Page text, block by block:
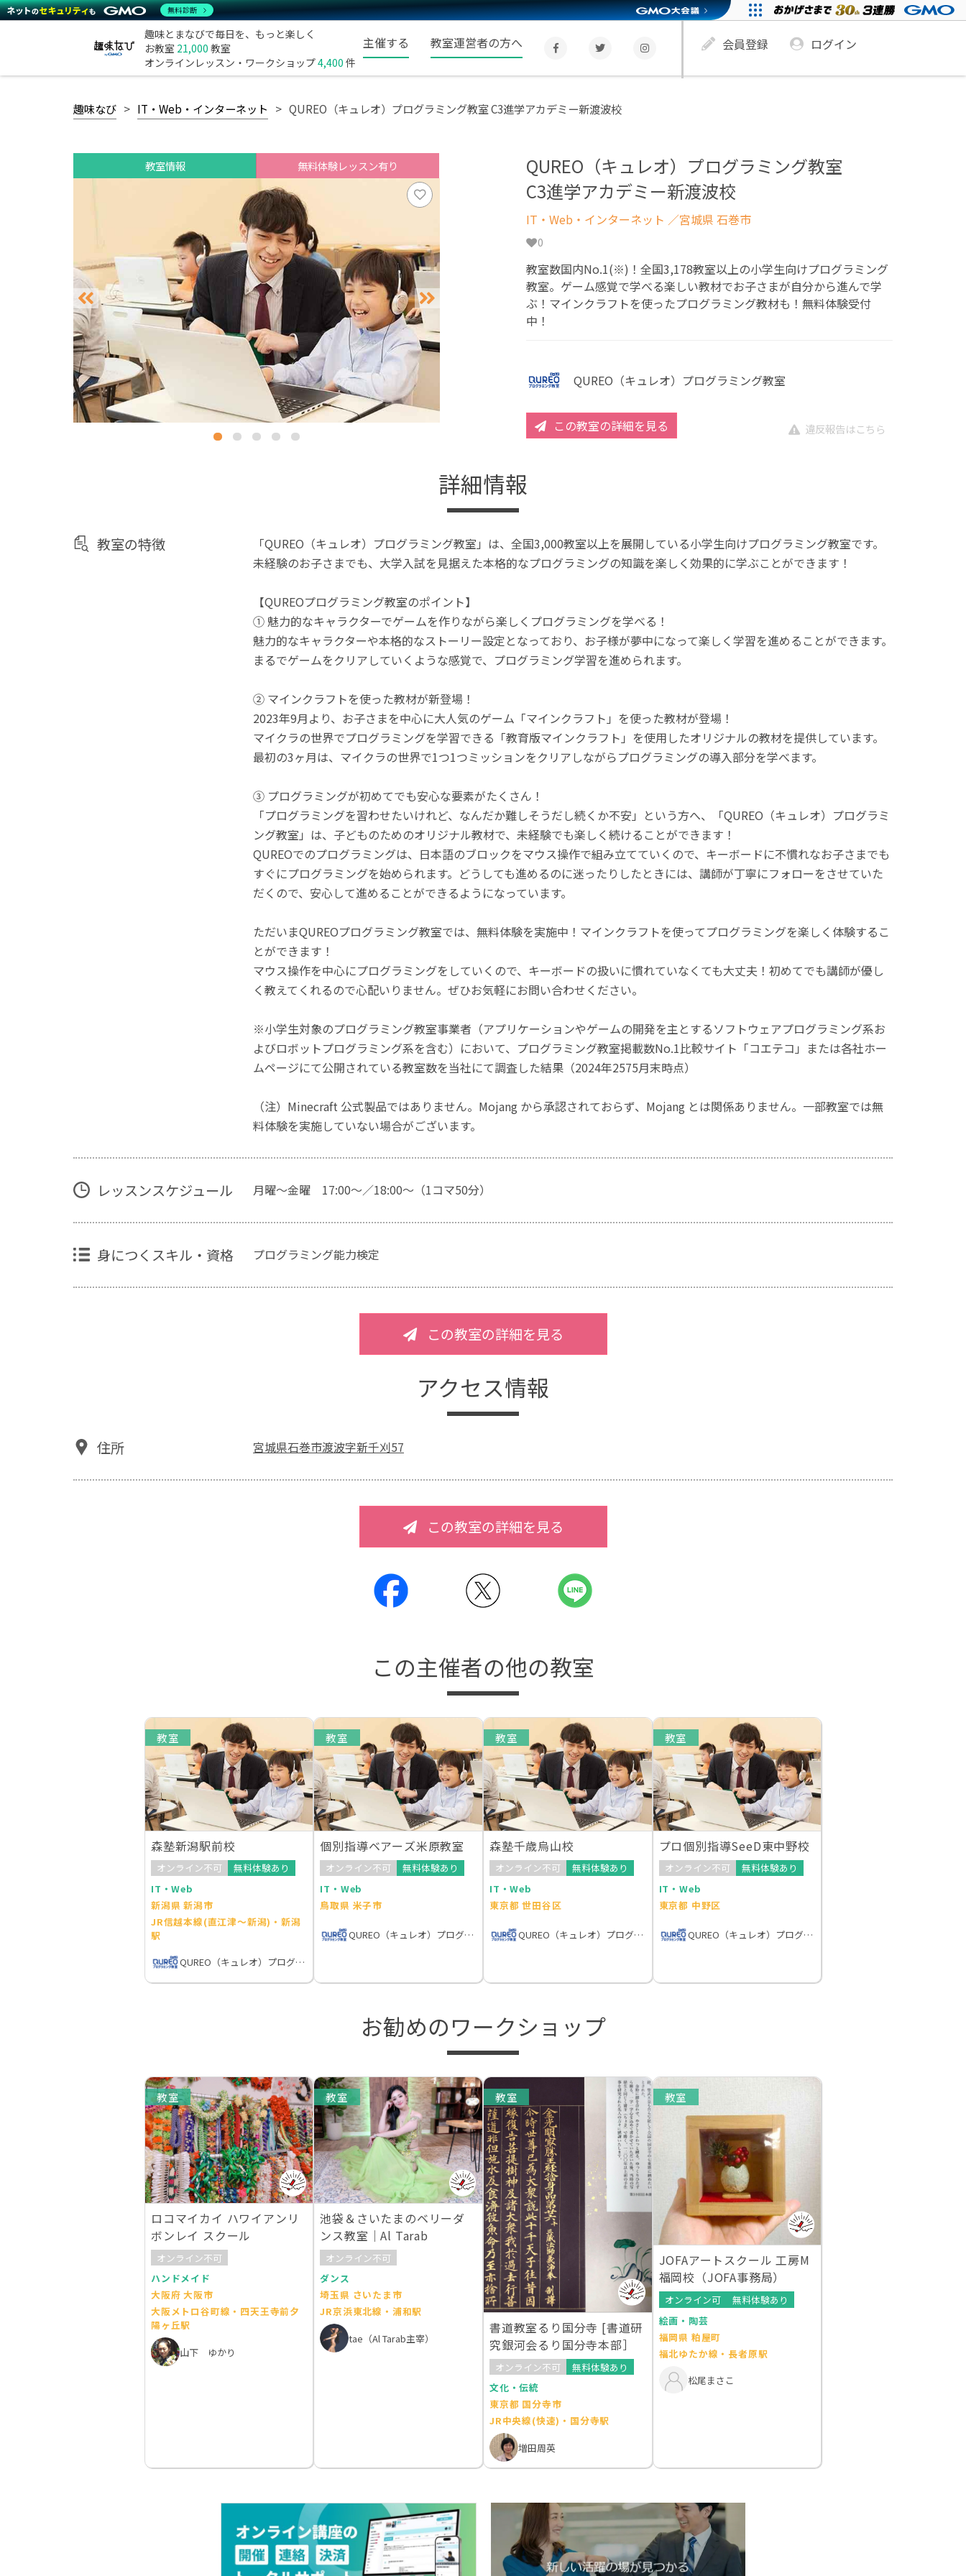
趣味とまなびで毎日を、もっと楽しく
お教室 21,000 教室
オンラインレッスン・ワークショップ4,400 件
主催する 教室運営者の方へ 会員登録 ログイン
趣味なび IT・Web・インターネット QUREO（キュレオ）プログラミング教室 C3進学アカデミー新渡波校
教室情報 無料体験レッスン有り
QUREO（キュレオ）プログラミング教室
C3進学アカデミー新渡波校
IT・Web・インターネット ／宮城県 石巻市
0
教室数国内No.1(※)！全国3,178教室以上の小学生向けプログラミング
教室。ゲーム感覚で学べる楽しい教材でお子さまが自分から進んで学
ぶ！マインクラフトを使ったプログラミング教材も！無料体験受付
中！
QUREO（キュレオ）プログラミング教室
この教室の詳細を見る 違反報告はこちら
詳細情報
教室の特徴
「QUREO（キュレオ）プログラミング教室」は、全国3,000教室以上を展開している小学生向けプログラミング教室です。
未経験のお子さまでも、大学入試を見据えた本格的なプログラミングの知識を楽しく効果的に学ぶことができます！
【QUREOプログラミング教室のポイント】
① 魅力的なキャラクターでゲームを作りながら楽しくプログラミングを学べる！
魅力的なキャラクターや本格的なストーリー設定となっており、お子様が夢中になって楽しく学習を進めることができます。
まるでゲームをクリアしていくような感覚で、プログラミング学習を進められます。
② マインクラフトを使った教材が新登場！
2023年9月より、お子さまを中心に大人気のゲーム「マインクラフト」を使った教材が登場！
マイクラの世界でプログラミングを学習できる「教育版マインクラフト」を使用したオリジナルの教材を提供しています。
最初の3ヶ月は、マイクラの世界で1つ1つミッションをクリアしながらプログラミングの導入部分を学べます。
③ プログラミングが初めてでも安心な要素がたくさん！
「プログラミングを習わせたいけれど、なんだか難しそうだし続くか不安」という方へ、「QUREO（キュレオ）プログラミ
ング教室」は、子どものためのオリジナル教材で、未経験でも楽しく続けることができます！
QUREOでのプログラミングは、日本語のブロックをマウス操作で組み立てていくので、キーボードに不慣れなお子さまでも
すぐにプログラミングを始められます。どうしても進めるのに迷ったりしたときには、講師が丁寧にフォローをさせていた
だくので、安心して進めることができるようになっています。
ただいまQUREOプログラミング教室では、無料体験を実施中！マインクラフトを使ってプログラミングを楽しく体験するこ
とができます！
マウス操作を中心にプログラミングをしていくので、キーボードの扱いに慣れていなくても大丈夫！初めてでも講師が優し
く教えてくれるので心配いりません。ぜひお気軽にお問い合わせください。
※小学生対象のプログラミング教室事業者（アプリケーションやゲームの開発を主とするソフトウェアプログラミング系お
よびロボットプログラミング系を含む）において、プログラミング教室掲載数No.1比較サイト「コエテコ」または各社ホー
ムページにて公開されている教室数を当社にて調査した結果（2024年2575月末時点）
（注）Minecraft 公式製品ではありません。Mojang から承認されておらず、Mojang とは関係ありません。一部教室では無
料体験を実施していない場合がございます。
レッスンスケジュール 月曜～金曜 17:00～／18:00～（1コマ50分）
身につくスキル・資格 プログラミング能力検定
この教室の詳細を見る
アクセス情報
住所 宮城県石巻市渡波字新千刈57
この教室の詳細を見る
この主催者の他の教室
教室
森塾新潟駅前校
オンライン不可
無料体験あり
IT・Web
新潟県 新潟市
JR信越本線(直江津～新潟)・新潟
駅
QUREO（キュレオ）プログラミング教室
教室
個別指導ベアーズ米原教室
オンライン不可
無料体験あり
IT・Web
鳥取県 米子市
QUREO（キュレオ）プログラミング教室
教室
森塾千歳烏山校
オンライン不可
無料体験あり
IT・Web
東京都 世田谷区
QUREO（キュレオ）プログラミング教室
教室
プロ個別指導SeeD東中野校
オンライン不可
無料体験あり
IT・Web
東京都 中野区
QUREO（キュレオ）プログラミング教室
お勧めのワークショップ
教室
ロコマイカイ ハワイアンリ
ボンレイ スクール
オンライン不可
ハンドメイド
大阪府 大阪市
大阪メトロ谷町線・四天王寺前夕
陽ヶ丘駅
山下 ゆかり
教室
池袋＆さいたまのベリーダ
ンス教室｜Al Tarab
オンライン不可
ダンス
埼玉県 さいたま市
JR京浜東北線・浦和駅
tae（Al Tarab主宰）
教室
書道教室るり国分寺 [書道研
究銀河会るり国分寺本部］
オンライン不可
無料体験あり
文化・伝統
東京都 国分寺市
JR中央線(快速)・国分寺駅
増田周英
教室
JOFAアートスクール 工房M
福岡校（JOFA事務局）
オンライン可
無料体験あり
絵画・陶芸
福岡県 粕屋町
福北ゆたか線・長者原駅
松尾まさこ
無料診断